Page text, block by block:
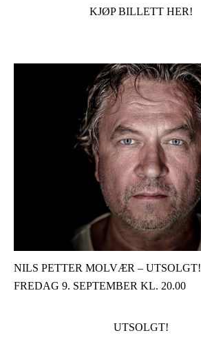
KJØP BILLETT HER!
NILS PETTER MOLVÆR – UTSOLGT!
FREDAG 9. SEPTEMBER KL. 20.00
UTSOLGT!